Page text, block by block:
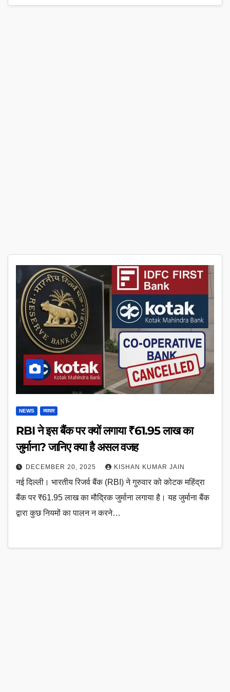
NEWS व्यापार
RBI ने इस बैंक पर क्यों लगाया ₹61.95 लाख का
जुर्माना? जानिए क्या है असल वजह
DECEMBER 20, 2025 KISHAN KUMAR JAIN
नई दिल्ली। भारतीय रिजर्व बैंक (RBI) ने गुरुवार को कोटक महिंद्रा
बैंक पर ₹61.95 लाख का मौद्रिक जुर्माना लगाया है। यह जुर्माना बैंक
द्वारा कुछ नियमों का पालन न करने…